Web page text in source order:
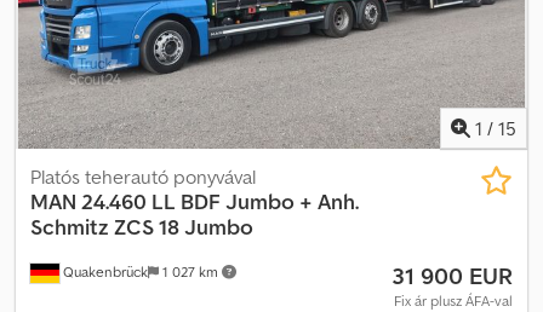
1 / 15
Quakenbrück 1 027 km
Platós teherautó ponyvával
MAN 24.460 LL BDF Jumbo + Anh.
Schmitz ZCS 18 Jumbo
31 900 EUR
Fix ár plusz ÁFA-val